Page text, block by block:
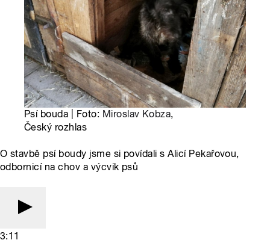
Psí bouda | Foto: Miroslav Kobza,
Český rozhlas
O stavbě psí boudy jsme si povídali s Alicí Pekařovou,
odbornicí na chov a výcvik psů
3:11